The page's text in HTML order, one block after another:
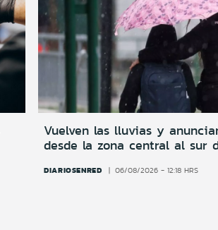
Vuelven las lluvias y
desde la zona central al sur
DIARIOSENRED 06/08/2026 - 12:18 HRS